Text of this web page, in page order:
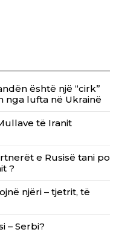
është një “cirk”
nga lufta në Ukrainë
të Iranit
e Rusisë tani po
?
njëri – tjetrit, të
– Serbi?